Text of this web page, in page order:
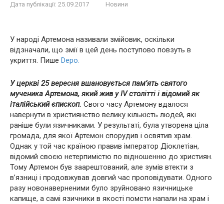
Дата публікації: 25.09.2017 Новини
У народі Артемона називали змiйовик, оскільки
відзначали, що змiї в цей день поступово повзуть в
укриття. Пише Depo.
У церкві 25 вересня вшановується пам’ять святого
мученика Артемона, який жив у IV столітті і відомий як
італійський єпископ. Свого часу Артемону вдалося
навернути в християнство велику кількість людей, які
раніше були язичниками. У результаті, була утворена ціла
громада, для якої Артемон спорудив і освятив храм.
Однак у той час країною правив імператор Діоклетіан,
відомий своєю нетерпимістю по відношенню до християн.
Тому Артемон був заарештований, але зумів втекти з
в’язниці і продовжував довгий час проповідувати. Одного
разу новонаверненими було зруйновано язичницьке
капище, а самі язичники в якості помсти напали на храм і